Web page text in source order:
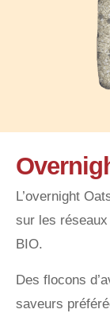
L’overnight
sur les
BIO.
Des flocons
saveurs